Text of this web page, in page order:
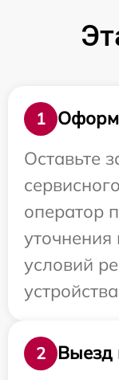
1
Оставьте
оператор
условий
2
Выезд